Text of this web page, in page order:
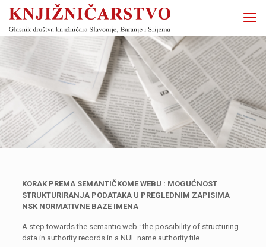
KORAK PREMA SEMANTIČKOME WEBU : MOGUĆNOST
STRUKTURIRANJA PODATAKA U PREGLEDNIM ZAPISIMA
NSK NORMATIVNE BAZE IMENA
A step towards the semantic web : the possibility of structuring
data in authority records in a NUL name authority file